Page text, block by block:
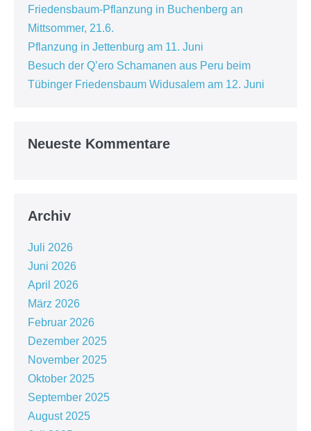
Friedensbaum-Pflanzung in Buchenberg an
Mittsommer, 21.6.
Pflanzung in Jettenburg am 11. Juni
Besuch der Q’ero Schamanen aus Peru beim
Tübinger Friedensbaum Widusalem am 12. Juni
Neueste Kommentare
Archiv
Juli 2026
Juni 2026
April 2026
März 2026
Februar 2026
Dezember 2025
November 2025
Oktober 2025
September 2025
August 2025